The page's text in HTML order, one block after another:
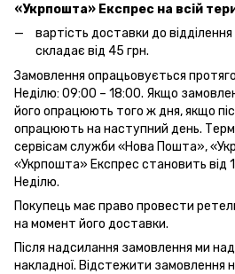
«Укрпошта» Експрес на всій
вартість доставки до
складає від 45 грн.
Замовлення опрацьовується
Неділю: 09:00 – 18:00. Якщо
його опрацюють того ж дня, якщо
опрацюють на наступний день.
сервісам служби «Нова Пошта»,
«Укрпошта» Експрес становить від
Неділю.
Покупець має право провести
на момент його доставки.
Після надсилання замовлення ми
накладної. Відстежити замовлення